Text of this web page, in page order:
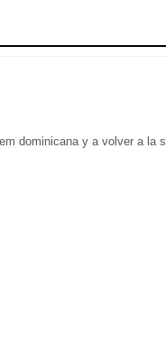
dominicana y a volver a la